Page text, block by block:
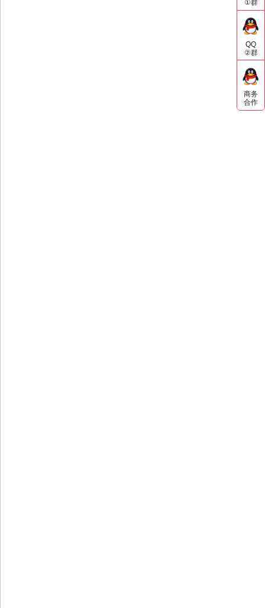
①群
QQ
②群
商务
合作